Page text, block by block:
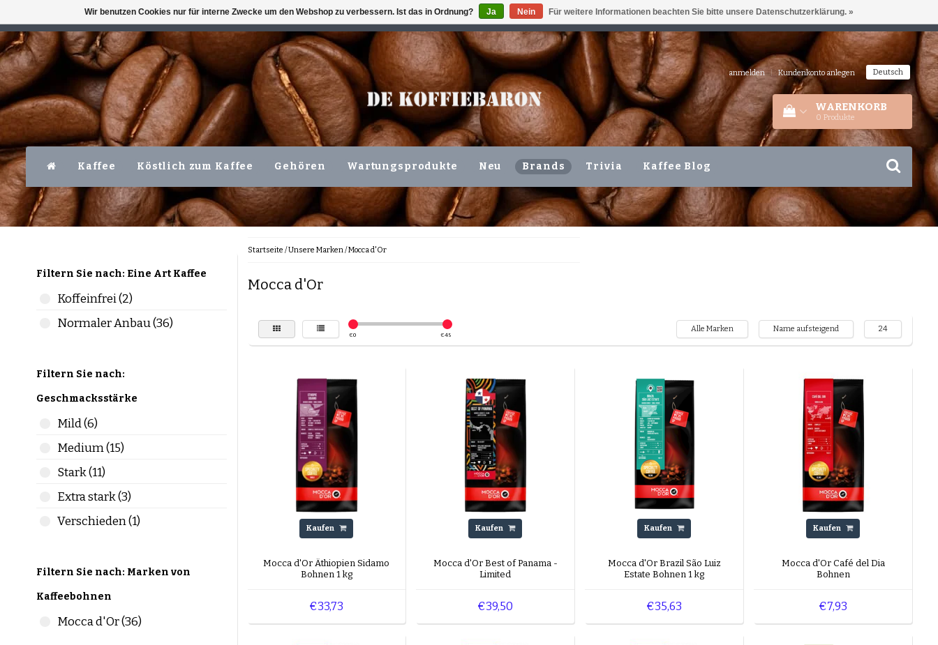
VERFÜGBAR MO-FR VOR 16 UHR LEVERING VOLGENDE WERKDAG !!! ODER ABHOLUNG IN DEN NIEDERLANDEN +31 180 44 8008
anmelden | Kundenkonto anlegen Deutsch
WARENKORB
0 Produkte
Kaffee Köstlich zum Kaffee Gehören Wartungsprodukte Neu Brands Trivia Kaffee Blog
Filtern Sie nach: Eine Art Kaffee
Koffeinfrei (2)
Normaler Anbau (36)
Filtern Sie nach:
Geschmacksstärke
Mild (6)
Medium (15)
Stark (11)
Extra stark (3)
Verschieden (1)
Filtern Sie nach: Marken von
Kaffeebohnen
Mocca d'Or (36)
Startseite /Unsere Marken/Mocca d'Or
Mocca d'Or
€0 €45
Alle Marken Name aufsteigend 24
Kaufen
Mocca d'Or Äthiopien Sidamo
Bohnen 1 kg
€33,73
Kaufen
Mocca d'Or Best of Panama -
Limited
€39,50
Kaufen
Mocca d'Or Brazil São Luiz
Estate Bohnen 1 kg
€35,63
Kaufen
Mocca d'Or Café del Dia
Bohnen
€7,93
Wir benutzen Cookies nur für interne Zwecke um den Webshop zu verbessern. Ist das in Ordnung? Ja Nein Für weitere Informationen beachten Sie bitte unsere Datenschutzerklärung. »